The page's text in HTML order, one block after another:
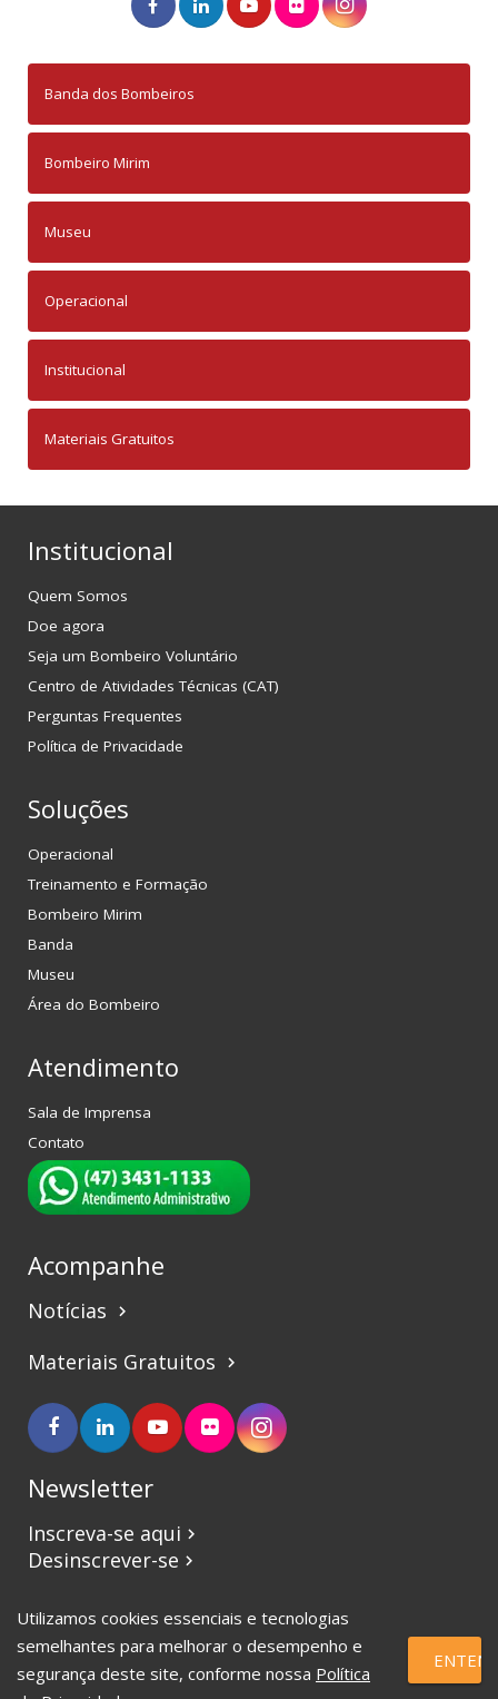
Banda dos Bombeiros
Bombeiro Mirim
Museu
Operacional
Institucional
Materiais Gratuitos
Institucional
Quem Somos
Doe agora
Seja um Bombeiro Voluntário
Centro de Atividades Técnicas (CAT)
Perguntas Frequentes
Política de Privacidade
Soluções
Operacional
Treinamento e Formação
Bombeiro Mirim
Banda
Museu
Área do Bombeiro
Atendimento
Sala de Imprensa
Contato
Acompanhe
Notícias keyboard_arrow_right
Materiais Gratuitos keyboard_arrow_right
Newsletter
Inscreva-se aqui keyboard_arrow_right
Desinscrever-se keyboard_arrow_right
©2017 CBVJ. Todos os direitos reservados.
Utilizamos cookies essenciais e tecnologias
semelhantes para melhorar o desempenho e
segurança deste site, conforme nossa Política